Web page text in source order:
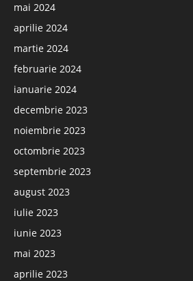
mai 2024
aprilie 2024
martie 2024
februarie 2024
ianuarie 2024
decembrie 2023
noiembrie 2023
octombrie 2023
septembrie 2023
august 2023
iulie 2023
iunie 2023
mai 2023
aprilie 2023